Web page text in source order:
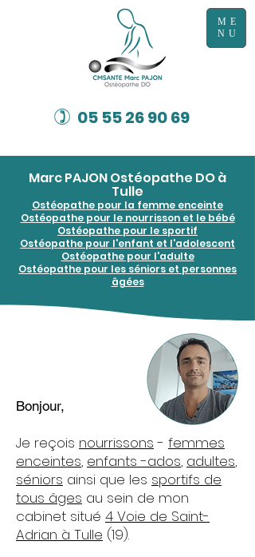
ME
NU
) 05 55 26 90 69
Marc PAJON Ostéopathe DO à
Tulle
Ostéopathe pour la femme enceinte
Ostéopathe pour le nourrisson et le bébé
Ostéopathe pour le sportif
Ostéopathe pour l'enfant et l'adolescent
Ostéopathe pour l'adulte
Ostéopathe pour les séniors et personnes
âgées
Bonjour,
Je reçois nourrissons - femmes
enceintes, enfants -ados, adultes,
séniors ainsi que les sportifs de
tous âges au sein de mon
cabinet situé 4 Voie de Saint-
Adrian à Tulle (19).